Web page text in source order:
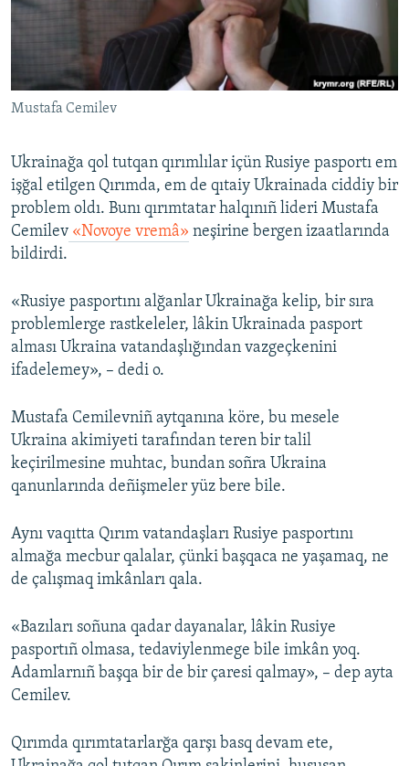
Українською
QOŞULIÑIZ!
RFE/RS bütün saytları
Mustafa Cemilev
Ukrainağa qol tutqan qırımlılar içün Rusiye pasportı em
işğal etilgen Qırımda, em de qıtaiy Ukrainada ciddiy bir
problem oldı. Bunı qırımtatar halqınıñ lideri Mustafa
Cemilev «Novoye vremâ» neşirine bergen izaatlarında
bildirdi.
«Rusiye pasportını alğanlar Ukrainağa kelip, bir sıra
problemlerge rastkeleler, lâkin Ukrainada pasport
alması Ukraina vatandaşlığından vazgeçkenini
ifadelemey», – dedi o.
Mustafa Cemilevniñ aytqanına köre, bu mesele
Ukraina akimiyeti tarafından teren bir talil
keçirilmesine muhtac, bundan soñra Ukraina
qanunlarında deñişmeler yüz bere bile.
Aynı vaqıtta Qırım vatandaşları Rusiye pasportını
almağa mecbur qalalar, çünki başqaca ne yaşamaq, ne
de çalışmaq imkânları qala.
«Bazıları soñuna qadar dayanalar, lâkin Rusiye
pasportıñ olmasa, tedaviylenmege bile imkân yoq.
Adamlarnıñ başqa bir de bir çaresi qalmay», – dep ayta
Cemilev.
Qırımda qırımtatarlarğa qarşı basq devam ete,